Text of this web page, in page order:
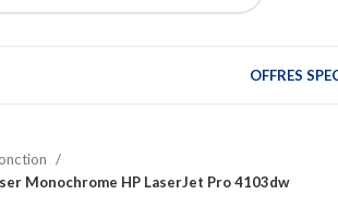
OFFRES
Monochrome HP LaserJet Pro 4103dw